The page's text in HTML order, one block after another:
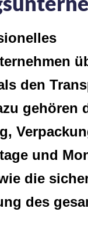
den
gehören
und
die
des